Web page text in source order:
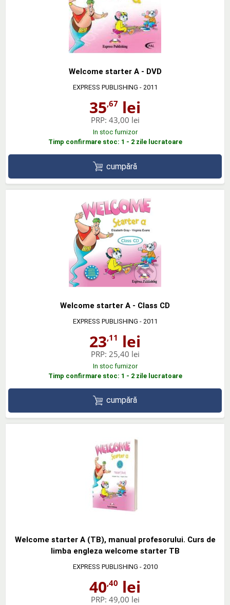
Welcome starter A - DVD
EXPRESS PUBLISHING - 2011
35,67 lei
PRP: 43,00 lei
In stoc furnizor
Timp confirmare stoc: 1 - 2 zile lucratoare
cumpără
Welcome starter A - Class CD
EXPRESS PUBLISHING - 2011
23,11 lei
PRP: 25,40 lei
In stoc furnizor
Timp confirmare stoc: 1 - 2 zile lucratoare
cumpără
Welcome starter A (TB), manual profesorului. Curs de
limba engleza welcome starter TB
EXPRESS PUBLISHING - 2010
40,40 lei
PRP: 49,00 lei